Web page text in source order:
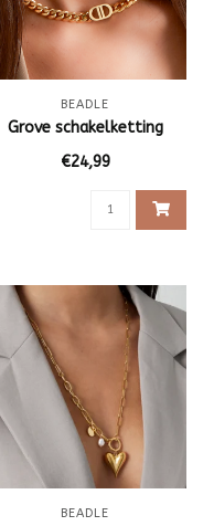
BEADLE
Grove schakelketting
€24,99
BEADLE